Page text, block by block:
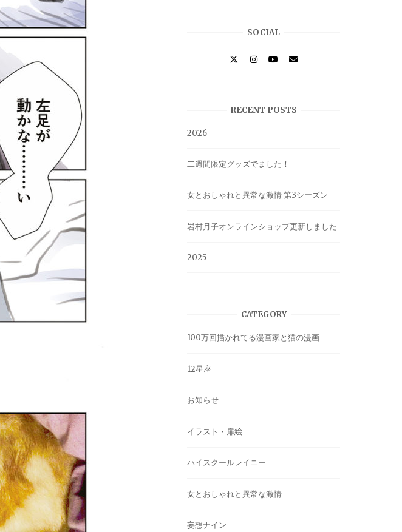
SOCIAL
RECENT POSTS
2026
二週間限定グッズでました！
女とおしゃれと異常な激情 第3シーズン
岩村月子オンラインショップ更新しました
2025
CATEGORY
100万回描かれてる漫画家と猫の漫画
12星座
お知らせ
イラスト・扉絵
ハイスクールレイニー
女とおしゃれと異常な激情
妄想ナイン